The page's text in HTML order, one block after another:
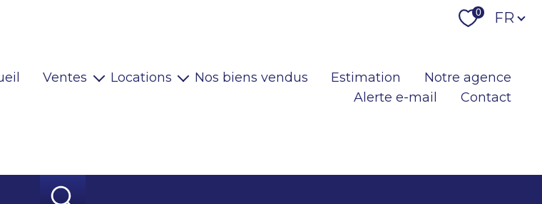
0 Langue
FR
Ventes
Locaux pro
Locations Nos biens vendus Estimation
Notre agence
Alerte e-mail
Contact